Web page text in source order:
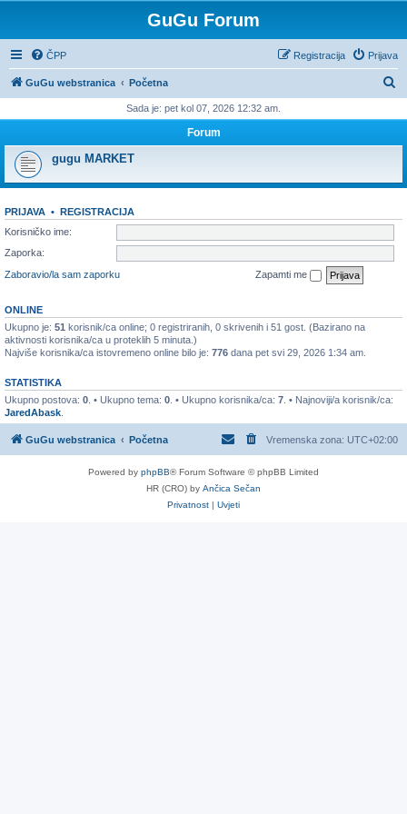
GuGu Forum
ČPP Prijava
Registracija
GuGu webstranica Početna
t
a
Sada je: pet kol 07, 2026 12:32 am.
Forum
gugu MARKET
PRIJAVA • REGISTRACIJA
Korisničko ime:
Zaporka:
Zaboravio/la sam zaporku
Zapamti me
ONLINE
Ukupno je: 51 korisnik/ca online; 0 registriranih, 0 skrivenih i 51 gost. (Bazirano na
aktivnosti korisnika/ca u proteklih 5 minuta.)
Najviše korisnika/ca istovremeno online bilo je: 776 dana pet svi 29, 2026 1:34 am.
STATISTIKA
Ukupno postova: 0 . • Ukupno tema: 0 . • Ukupno korisnika/ca: 7 . • Najnoviji/a korisnik/ca:
JaredAbask
GuGu webstranica Početna Vremenska zona: UTC+02:00
Powered by phpBB® Forum Software © phpBB Limited
HR (CRO) by Ančica Sečan
Privatnost | Uvjeti